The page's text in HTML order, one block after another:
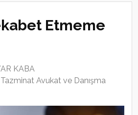
Etmeme
KABA
Avukat ve Danışma